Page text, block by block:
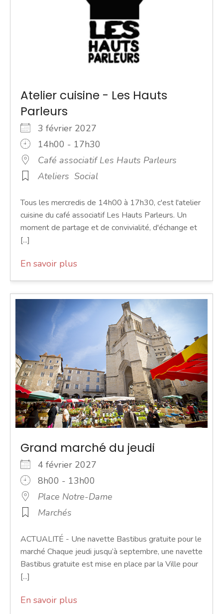
Atelier cuisine - Les Hauts
Parleurs
3 février 2027
14h00 - 17h30
Café associatif Les Hauts Parleurs
Ateliers Social
Tous les mercredis de 14h00 à 17h30, c'est l'atelier
cuisine du café associatif Les Hauts Parleurs. Un
moment de partage et de convivialité, d'échange et
[...]
En savoir plus
Grand marché du jeudi
4 février 2027
8h00 - 13h00
Place Notre-Dame
Marchés
ACTUALITÉ - Une navette Bastibus gratuite pour le
marché Chaque jeudi jusqu’à septembre, une navette
Bastibus gratuite est mise en place par la Ville pour
[...]
En savoir plus